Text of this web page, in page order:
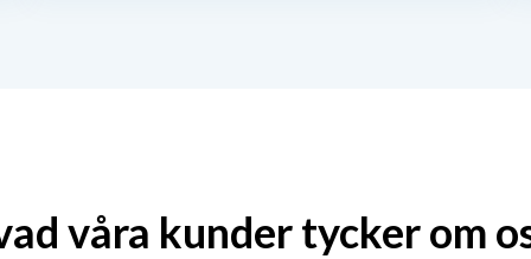
våra kunder tycker om